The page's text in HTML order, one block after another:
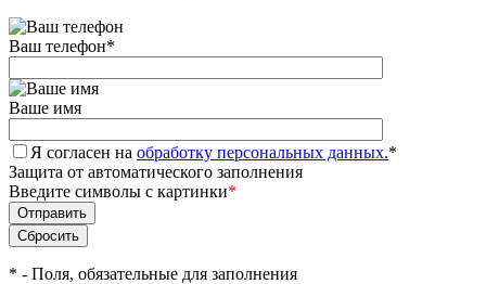
Ваш телефон*
Ваше имя
Я согласен на обработку персональных данных.*
Защита от автоматического заполнения
Введите символы с картинки*
* - Поля, обязательные для заполнения